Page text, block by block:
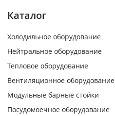
Каталог
Холодильное оборудование
Нейтральное оборудование
Тепловое оборудование
Вентиляционное оборудование
Модульные барные стойки
Посудомоечное оборудование